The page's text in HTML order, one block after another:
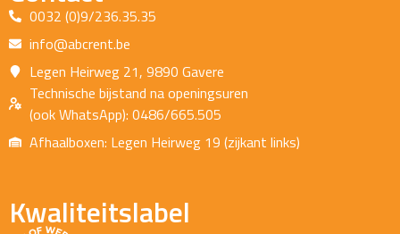
0032 (0)9/236.35.35
info@abcrent.be
Legen Heirweg 21, 9890 Gavere
Technische bijstand na openingsuren
(ook WhatsApp): 0486/665.505
Afhaalboxen: Legen Heirweg 19 (zijkant links)
Kwaliteitslabel